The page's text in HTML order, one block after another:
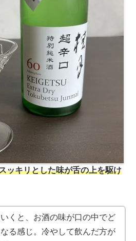
ッキリとした味が舌の上を駆け
くと、お酒の味が口の中でど
る感じ。冷やして飲んだ方が